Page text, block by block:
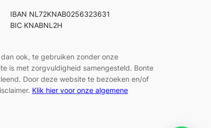
IBAN NL72KNAB0256323631
BIC KNABNL2H
ook, te gebruiken zonder onze
is met zorgvuldigheid samengesteld. Bonte
Door deze website te bezoeken en/of
Klik hier voor onze algemene